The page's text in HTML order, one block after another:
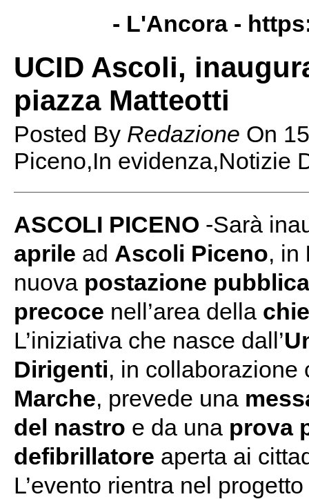
- L'Ancora -
UCID Ascoli,
piazza Matteotti
Posted By Redazione On
Piceno,In evidenza,Notizie
ASCOLI PICENO -Sarà
aprile ad Ascoli Piceno, in
nuova postazione
precoce nell’area della
L’iniziativa che nasce dall’
Dirigenti, in collaborazione
Marche, prevede una
del nastro e da una prova
defibrillatore aperta ai
L’evento rientra nel